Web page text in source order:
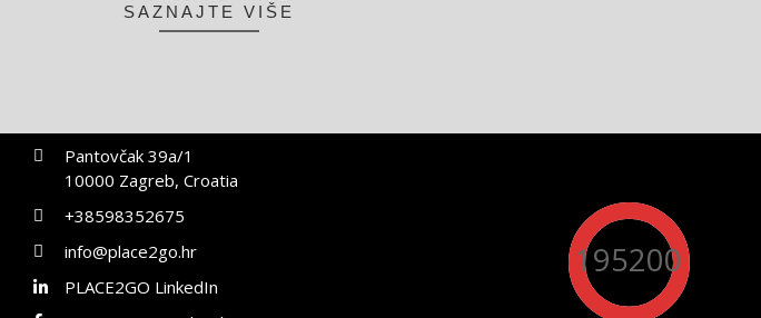
SAZNAJTE VIŠE
Pantovčak 39a/1
10000 Zagreb, Croatia
+38598352675
info@place2go.hr
PLACE2GO LinkedIn
195200